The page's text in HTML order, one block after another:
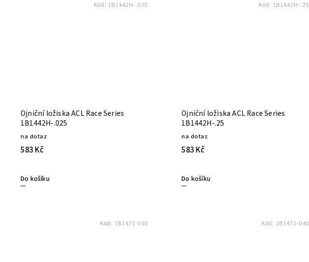
Ojniční ložiska ACL Race Series
1B1442H-.025
na dotaz
583 Kč
Do košíku
Kód: 1B1442H-.025
Ojniční ložiska ACL Race Series
1B1442H-.25
na dotaz
583 Kč
Do košíku
Kód: 1B1442H-.25
Kód: 1B1471-030 Kód: 1B1471-040